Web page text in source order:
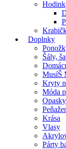
Doplnky
Šály,
MusíŠ
Kryty
Móda
Krása
Vlasy
Párty